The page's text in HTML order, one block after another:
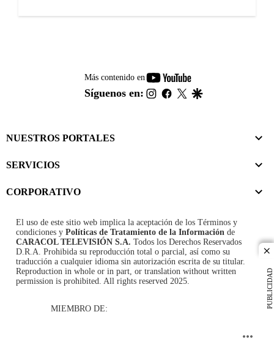
PUBLICIDAD
Más contenido en
youtube-
footer
Síguenos en: instagram
facebook
twitter
NUESTROS PORTALES
SERVICIOS
CORPORATIVO
El uso de este sitio web implica la aceptación de los Términos y
condiciones y Políticas de Tratamiento de la Información de
CARACOL TELEVISIÓN S.A. Todos los Derechos Reservados
D.R.A. Prohibida su reproducción total o parcial, así como su
traducción a cualquier idioma sin autorización escrita de su titular.
Reproduction in whole or in part, or translation without written
permission is prohibited. All rights reserved 2025.
MIEMBRO DE: